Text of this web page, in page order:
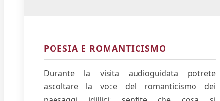
POESIA E ROMANTICISMO
Durante la visita audioguidata potrete
ascoltare la voce del romanticismo dei